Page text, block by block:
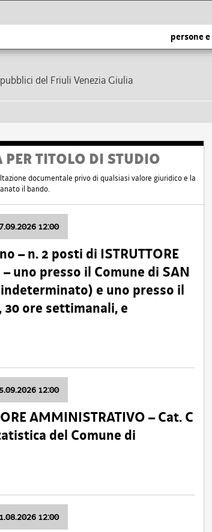
persone
del Friuli Venezia Giulia
PER TITOLO DI STUDIO
documentale privo di qualsiasi valore giuridico e la
il bando.
12:00
– n. 2 posti di ISTRUTTORE
uno presso il Comune di SAN
e uno presso il
30 ore settimanali, e
12:00
AMMINISTRATIVO – Cat. C
del Comune di
12:00